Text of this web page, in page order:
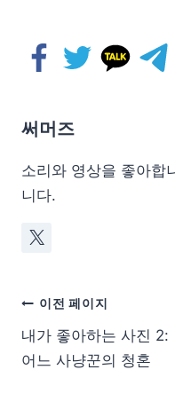
써머즈
소리와 영상을 좋아합
니다.
이전 페이지
내가 좋아하는 사진 2:
어느 사냥꾼의 청혼